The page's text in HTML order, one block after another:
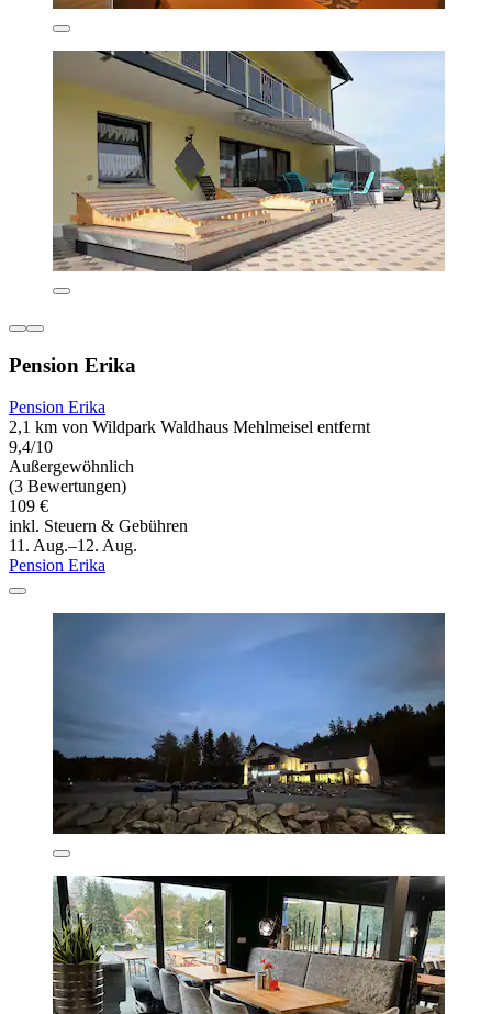
Pension Erika
Pension Erika
2,1 km von Wildpark Waldhaus Mehlmeisel entfernt
9,4/10
Außergewöhnlich
(3 Bewertungen)
109 €
inkl. Steuern & Gebühren
11. Aug.–12. Aug.
Pension Erika